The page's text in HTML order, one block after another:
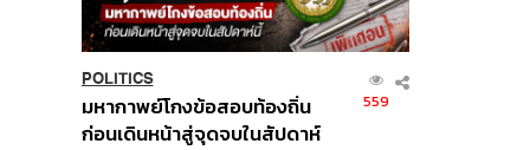
POLITICS
มหากาพย์โกงข้อสอบท้องถิ่น
ก่อนเดินหน้าสู่จุดจบในสัปดาห์
559